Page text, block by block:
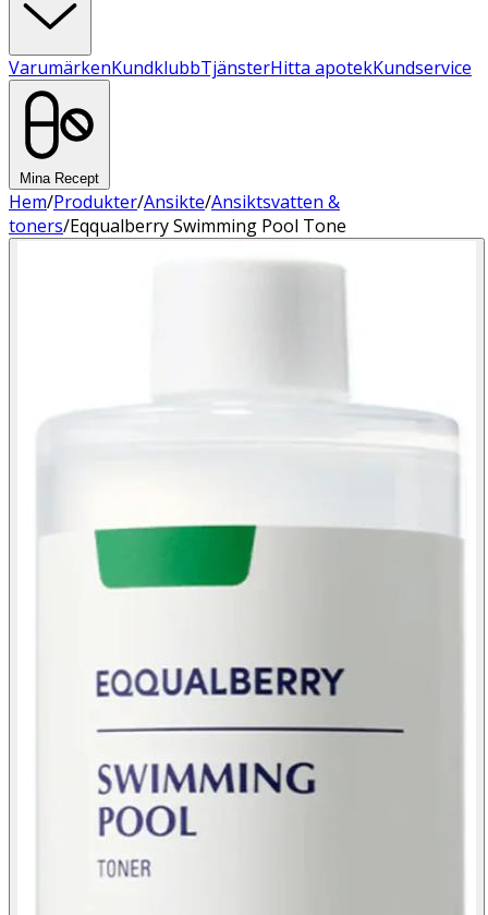
VarumärkenKundklubbTjänsterHitta apotekKundservice
Mina Recept
Hem/Produkter/Ansikte/Ansiktsvatten &
toners/Eqqualberry Swimming Pool Tone